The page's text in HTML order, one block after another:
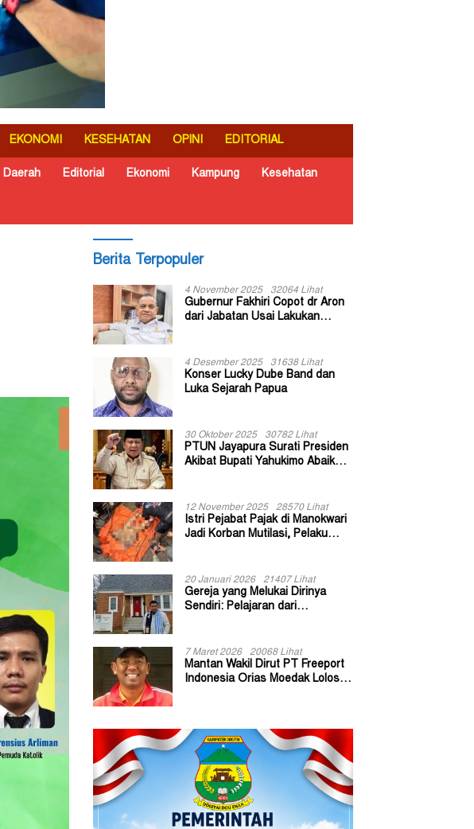
EKONOMI KESEHATAN OPINI EDITORIAL
Daerah Editorial Ekonomi Kampung Kesehatan
Berita Terpopuler
4 November 2025 32064 Lihat
Gubernur Fakhiri Copot dr Aron
dari Jabatan Usai Lakukan
4 Desember 2025 31638 Lihat
Konser Lucky Dube Band dan
Luka Sejarah Papua
30 Oktober 2025 30782 Lihat
PTUN Jayapura Surati Presiden
Akibat Bupati Yahukimo Abaikan
12 November 2025 28570 Lihat
Istri Pejabat Pajak di Manokwari
Jadi Korban Mutilasi, Pelaku
20 Januari 2026 21407 Lihat
Gereja yang Melukai Dirinya
Sendiri: Pelajaran dari
7 Maret 2026 20068 Lihat
Mantan Wakil Dirut PT Freeport
Indonesia Orias Moedak Lolos